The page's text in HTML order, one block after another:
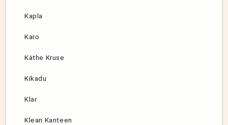
Kapla
Karo
Käthe Kruse
Kikadu
Klar
Klean Kanteen